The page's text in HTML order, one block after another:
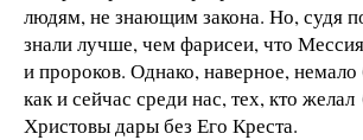
людям, не знающим закона. Но, судя
знали лучше, чем фарисеи, что
и пророков. Однако, наверное,
как и сейчас среди нас, тех, кто
Христовы дары без Его Креста.